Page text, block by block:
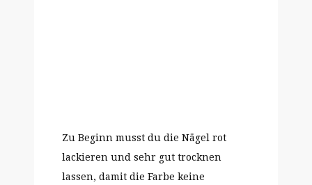
Zu Beginn musst du die Nägel rot
lackieren und sehr gut trocknen
lassen, damit die Farbe keine